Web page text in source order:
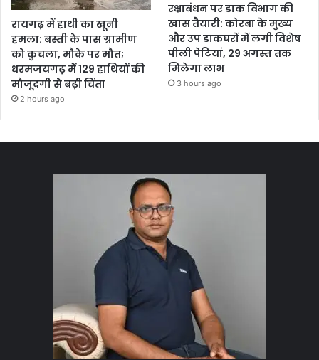
रायगढ़ में हाथी का खूनी
हमला: बस्ती के पास ग्रामीण
को कुचला, मौके पर मौत;
धरमजयगढ़ में 129 हाथियों की
मौजूदगी से बढ़ी चिंता
2 hours ago
रक्षाबंधन पर डाक विभाग की
खास तैयारी: कोरबा के मुख्य
और उप डाकघरों में लगी विशेष
पीली पेटियां, 29 अगस्त तक
मिलेगा लाभ
3 hours ago